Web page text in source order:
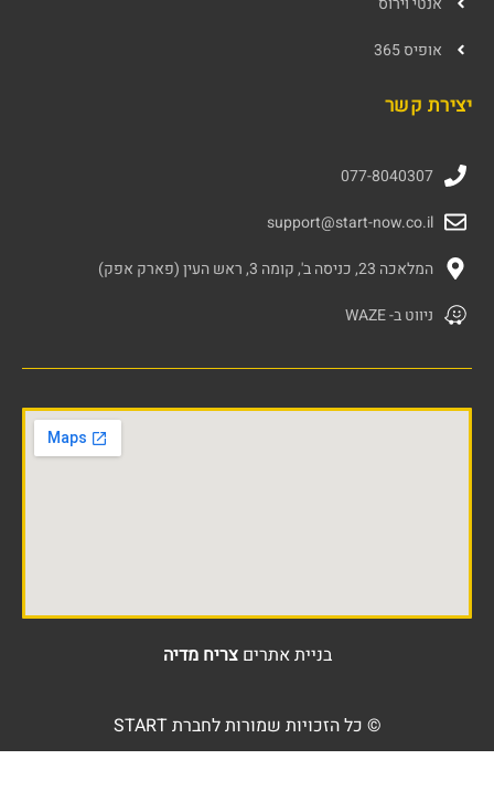
אופיס 365
יצירת קשר
077-8040307
support@start-now.co.il
המלאכה 23, כניסה ב', קומה 3, ראש העין (פארק אפק)
ניווט ב- WAZE
בניית אתריםצריח מדיה
© כל הזכויות שמורות לחברת START